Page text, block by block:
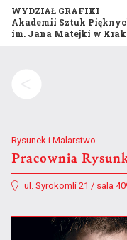
WYDZIAŁ GRAFIKI
Akademii Sztuk
im. Jana Matejki w
Rysunek i Malarstwo
Pracownia
ul. Syrokomli 21 / sala